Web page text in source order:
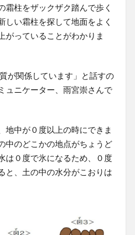
柱をザックザク踏んで歩く
しい霜柱を探して地面をよく
がっていることがわかりま
が関係しています」と話すの
ュニケーター、雨宮崇さんで
中が０度以上の時にできま
中のどこかの地点がちょうど
は０度で氷になるため、０度
と、土の中の水分がこおりは